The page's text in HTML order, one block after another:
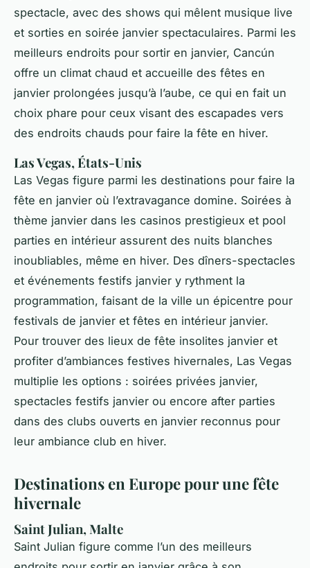
spectacle, avec des shows qui mêlent musique live
et sorties en soirée janvier spectaculaires. Parmi les
meilleurs endroits pour sortir en janvier, Cancún
offre un climat chaud et accueille des fêtes en
janvier prolongées jusqu’à l’aube, ce qui en fait un
choix phare pour ceux visant des escapades vers
des endroits chauds pour faire la fête en hiver.
Las Vegas, États-Unis
Las Vegas figure parmi les destinations pour faire la
fête en janvier où l’extravagance domine. Soirées à
thème janvier dans les casinos prestigieux et pool
parties en intérieur assurent des nuits blanches
inoubliables, même en hiver. Des dîners-spectacles
et événements festifs janvier y rythment la
programmation, faisant de la ville un épicentre pour
festivals de janvier et fêtes en intérieur janvier.
Pour trouver des lieux de fête insolites janvier et
profiter d’ambiances festives hivernales, Las Vegas
multiplie les options : soirées privées janvier,
spectacles festifs janvier ou encore after parties
dans des clubs ouverts en janvier reconnus pour
leur ambiance club en hiver.
Destinations en Europe pour une fête
hivernale
Saint Julian, Malte
Saint Julian figure comme l’un des meilleurs